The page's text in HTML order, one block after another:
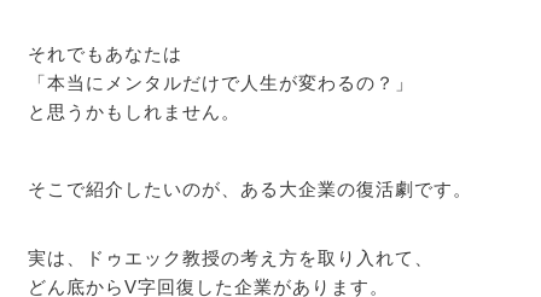
それでもあなたは
「本当にメンタルだけで人生が変わるの？」
と思うかもしれません。
そこで紹介したいのが、ある大企業の復活劇です。
実は、ドゥエック教授の考え方を取り入れて、
どん底からV字回復した企業があります。